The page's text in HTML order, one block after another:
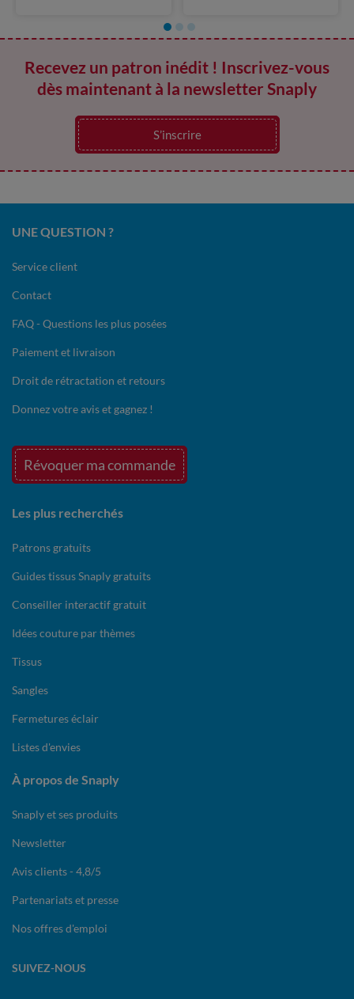
Recevez un patron inédit ! Inscrivez-vous
dès maintenant à la newsletter Snaply
S’inscrire
UNE QUESTION ?
Service client
Contact
FAQ - Questions les plus posées
Paiement et livraison
Droit de rétractation et retours
Donnez votre avis et gagnez !
Révoquer ma commande
Les plus recherchés
Patrons gratuits
Guides tissus Snaply gratuits
Conseiller interactif gratuit
Idées couture par thèmes
Tissus
Sangles
Fermetures éclair
Listes d'envies
À propos de Snaply
Snaply et ses produits
Newsletter
Avis clients - 4,8/5
Partenariats et presse
Nos offres d'emploi
SUIVEZ-NOUS